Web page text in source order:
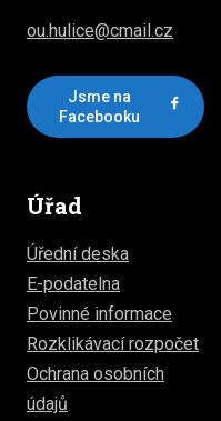
ou.hulice@cmail.cz
Jsme na
Facebooku
Úřad
Úřední deska
E-podatelna
Povinné informace
Rozklikávací rozpočet
Ochrana osobních
údajů